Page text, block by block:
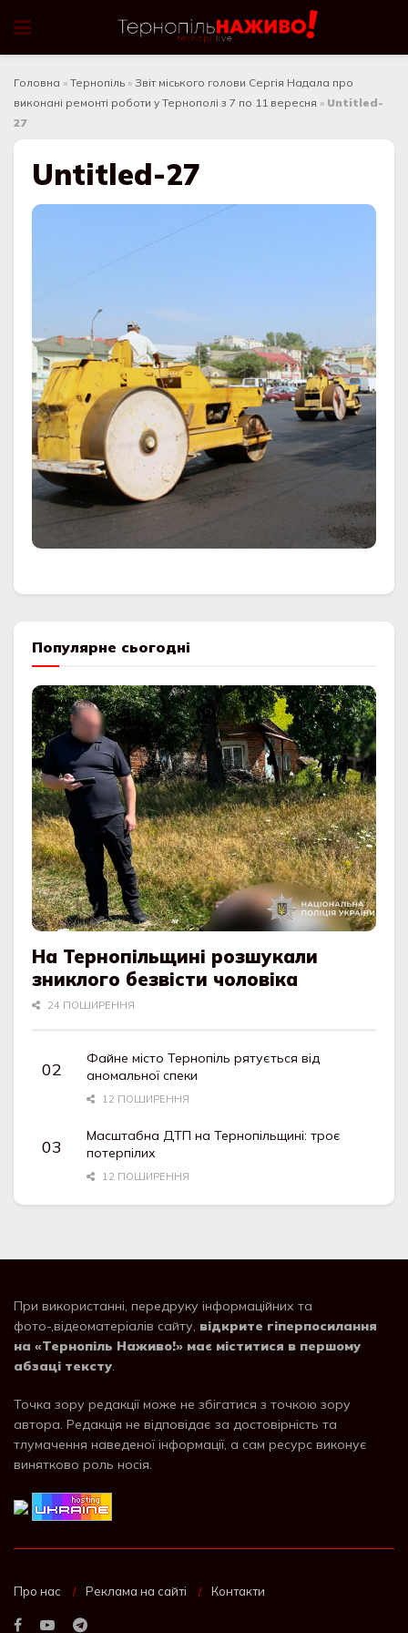
Головна » Тернопіль » Звіт міського голови Сергія Надала про
виконані ремонті роботи у Тернополі з 7 по 11 вересня » Untitled-
27
Untitled-27
Популярне сьогодні
На Тернопільщині розшукали
зниклого безвісти чоловіка
24 ПОШИРЕННЯ
Файне місто Тернопіль рятується від
аномальної спеки
12 ПОШИРЕННЯ
Масштабна ДТП на Тернопільщині: троє
потерпілих
12 ПОШИРЕННЯ
При використанні, передруку інформаційних та
фото-,відеоматеріалів сайту, відкрите гіперпосилання
на «Тернопіль Наживо!» має міститися в першому
абзаці тексту.
Точка зору редакції може не збігатися з точкою зору
автора. Редакція не відповідає за достовірність та
тлумачення наведеної інформації, а сам ресурс виконує
винятково роль носія.
Про нас Реклама на сайті Контакти